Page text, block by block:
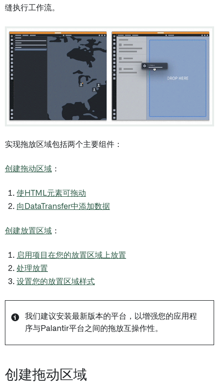
缝执行工作流。
实现拖放区域包括两个主要组件：
创建拖动区域 ：
使HTML元素可拖动
向DataTransfer中添加数据
创建放置区域 ：
启用项目在您的放置区域上放置
处理放置
设置您的放置区域样式
我们建议安装最新版本的平台，以增强您的应用程
序与Palantir平台之间的拖放互操作性。
创建拖动区域